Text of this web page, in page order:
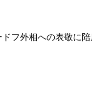
フ外相への表敬に